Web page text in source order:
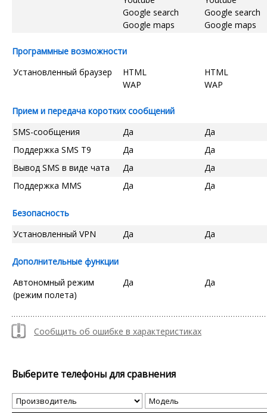
Google search
Google maps
Google search
Google maps
Программные возможности
Установленный браузер
HTML
WAP
HTML
WAP
Прием и передача коротких сообщений
SMS-сообщения
Да
Да
Поддержка SMS T9
Да
Да
Вывод SMS в виде чата
Да
Да
Поддержка MMS
Да Да
Безопасность
Установленный VPN
Да Да
Дополнительные функции
Автономный режим
(режим полета)
Да Да
Сообщить об ошибке в характеристиках
Выберите телефоны для сравнения